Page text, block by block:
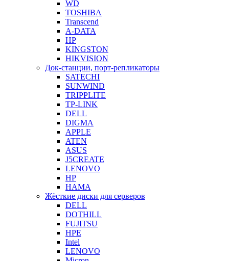
WD
TOSHIBA
Transcend
A-DATA
HP
KINGSTON
HIKVISION
Док-станции, порт-репликаторы
SATECHI
SUNWIND
TRIPPLITE
TP-LINK
DELL
DIGMA
APPLE
ATEN
ASUS
J5CREATE
LENOVO
HP
HAMA
Жёсткие диски для серверов
DELL
DOTHILL
FUJITSU
HPE
Intel
LENOVO